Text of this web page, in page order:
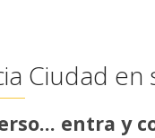
Ciudad en
entra y